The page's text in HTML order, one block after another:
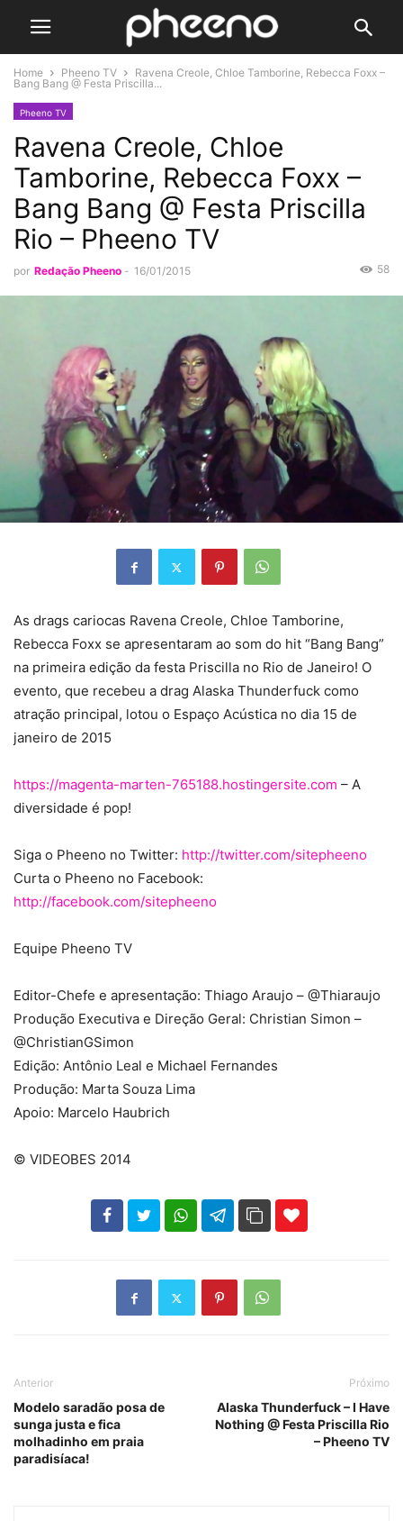
Home Pheeno TV
Ravena Creole, Chloe Tamborine, Rebecca Foxx –
Bang Bang @ Festa Priscilla...
Pheeno TV
Ravena Creole, Chloe
Tamborine, Rebecca Foxx –
Bang Bang @ Festa Priscilla
Rio – Pheeno TV
por Redação Pheeno - 16/01/2015 58
As drags cariocas Ravena Creole, Chloe Tamborine,
Rebecca Foxx se apresentaram ao som do hit “Bang Bang”
na primeira edição da festa Priscilla no Rio de Janeiro! O
evento, que recebeu a drag Alaska Thunderfuck como
atração principal, lotou o Espaço Acústica no dia 15 de
janeiro de 2015
https://magenta-marten-765188.hostingersite.com – A
diversidade é pop!
Siga o Pheeno no Twitter: http://twitter.com/sitepheeno
Curta o Pheeno no Facebook:
http://facebook.com/sitepheeno
Equipe Pheeno TV
Editor-Chefe e apresentação: Thiago Araujo – @Thiaraujo
Produção Executiva e Direção Geral: Christian Simon –
@ChristianGSimon
Edição: Antônio Leal e Michael Fernandes
Produção: Marta Souza Lima
Apoio: Marcelo Haubrich
© VIDEOBES 2014
102 35
Anterior
Modelo saradão posa de
sunga justa e fica
molhadinho em praia
paradisíaca!
Próximo
Alaska Thunderfuck – I Have
Nothing @ Festa Priscilla Rio
– Pheeno TV